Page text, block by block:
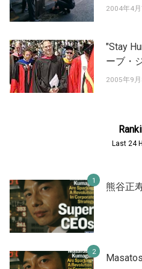
2004年4月
"Stay
ーブ・
2005年9月
Last 24
熊谷正